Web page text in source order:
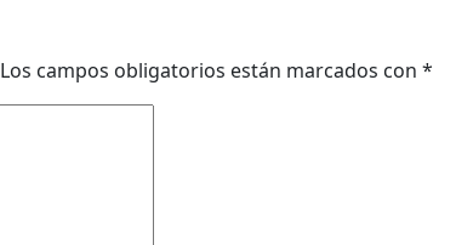
Los campos obligatorios están marcados con *